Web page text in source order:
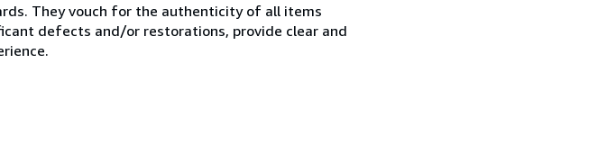
They vouch for the authenticity of all items
defects and/or restorations, provide clear and